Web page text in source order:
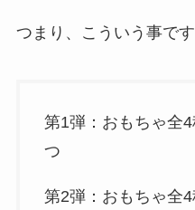
つまり、こういう事です
第1弾：おもちゃ全
つ
第2弾：おもちゃ全